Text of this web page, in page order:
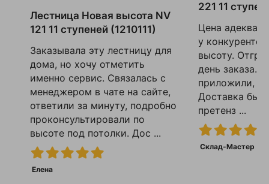
Лестница Новая высота NV
121 11 ступеней (1210111)
Заказывала эту лестницу для
дома, но хочу отметить
именно сервис. Связалась с
менеджером в чате на сайте,
ответили за минуту, подробно
проконсультировали по
высоте под потолки. Дос ...
Елена
221 11
Цена
у
высоту.
день заказа.
приложили,
Доставка
претенз ...
Склад-Мастер